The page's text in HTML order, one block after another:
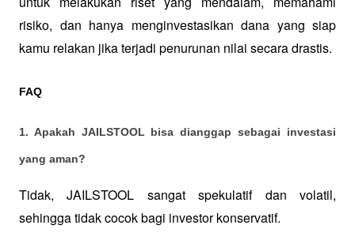
risiko, dan hanya menginvestasikan dana yang siap
kamu relakan jika terjadi penurunan nilai secara drastis.
FAQ
1. Apakah JAILSTOOL bisa dianggap sebagai investasi
yang aman?
Tidak, JAILSTOOL sangat spekulatif dan volatil,
sehingga tidak cocok bagi investor konservatif.